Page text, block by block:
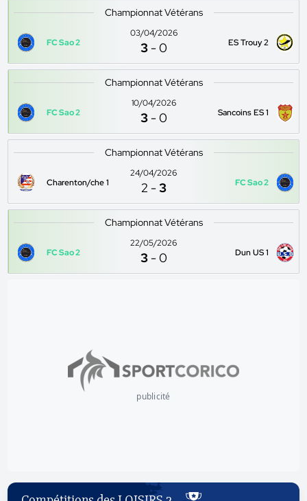
Championnat Vétérans
FC Sao 2
03/04/2026
3 -0 ES Trouy 2
Championnat Vétérans
FC Sao 2
10/04/2026
3 -0 Sancoins ES 1
Championnat Vétérans
Charenton/che 1
24/04/2026
2 -3 FC Sao 2
Championnat Vétérans
FC Sao 2
22/05/2026
3 -0 Dun US 1
publicité